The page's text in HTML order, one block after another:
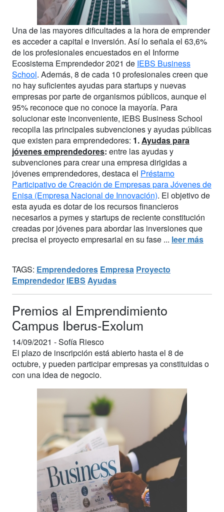
Una de las mayores dificultades a la hora de emprender
es acceder a capital e inversión. Así lo señala el 63,6%
de los profesionales encuestados en el Informe
Ecosistema Emprendedor 2021 de IEBS Business
School. Además, 8 de cada 10 profesionales creen que
no hay suficientes ayudas para startups y nuevas
empresas por parte de organismos públicos, aunque el
95% reconoce que no conoce la mayoría. Para
solucionar este inconveniente, IEBS Business School
recopila las principales subvenciones y ayudas públicas
que existen para emprendedores: 1. Ayudas para
jóvenes emprendedores: entre las ayudas y
subvenciones para crear una empresa dirigidas a
jóvenes emprendedores, destaca el Préstamo
Participativo de Creación de Empresas para Jóvenes de
Enisa (Empresa Nacional de Innovación). El objetivo de
esta ayuda es dotar de los recursos financieros
necesarios a pymes y startups de reciente constitución
creadas por jóvenes para abordar las inversiones que
precisa el proyecto empresarial en su fase ... leer más
TAGS: Emprendedores Empresa Proyecto
Emprendedor IEBS Ayudas
Premios al Emprendimiento
Campus Iberus-Exolum
14/09/2021 -Sofía Riesco
El plazo de inscripción está abierto hasta el 8 de
octubre, y pueden participar empresas ya constituidas o
con una idea de negocio.